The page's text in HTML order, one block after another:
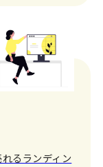
るランディン